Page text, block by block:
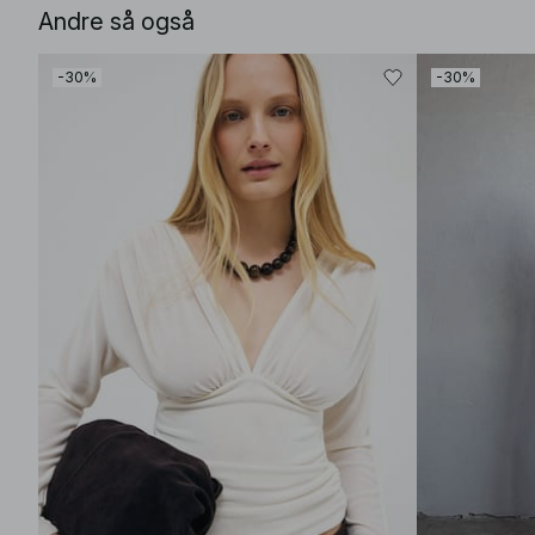
Andre så også
-30% -30%